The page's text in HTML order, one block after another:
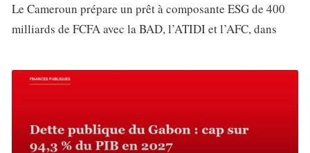
Le Cameroun prépare un prêt à composante ESG de 400
milliards de FCFA avec la BAD, l’ATIDI et l’AFC, dans